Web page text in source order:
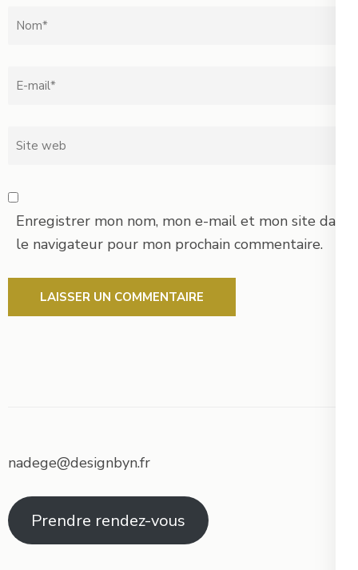
Nom *
Email *
Site
Enregistrer mon nom, mon e-mail et mon site dans
le navigateur pour mon prochain commentaire.
nadege@designbyn.fr
Prendre rendez-vous